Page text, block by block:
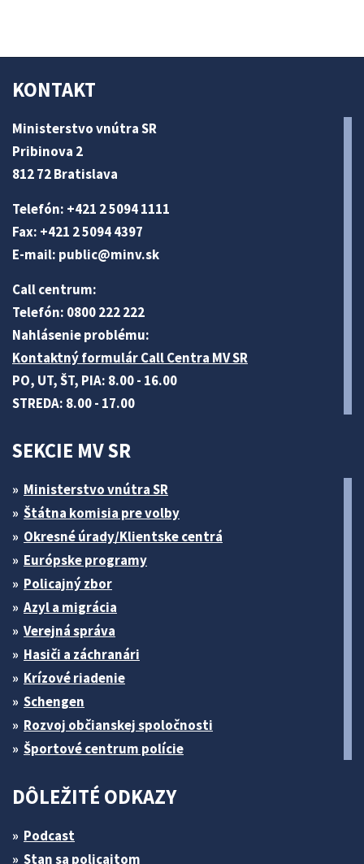
KONTAKT
Ministerstvo vnútra SR
Pribinova 2
812 72 Bratislava
Telefón: +421 2 5094 1111
Fax: +421 2 5094 4397
E-mail: public@minv.sk
Call centrum:
Telefón: 0800 222 222
Nahlásenie problému:
Kontaktný formulár Call Centra MV SR
PO, UT, ŠT, PIA: 8.00 - 16.00
STREDA: 8.00 - 17.00
SEKCIE MV SR
Ministerstvo vnútra SR
Štátna komisia pre volby
Okresné úrady/Klientske centrá
Európske programy
Policajný zbor
Azyl a migrácia
Verejná správa
Hasiči a záchranári
Krízové riadenie
Schengen
Rozvoj občianskej spoločnosti
Športové centrum polície
DÔLEŽITÉ ODKAZY
Podcast
Stan sa policajtom